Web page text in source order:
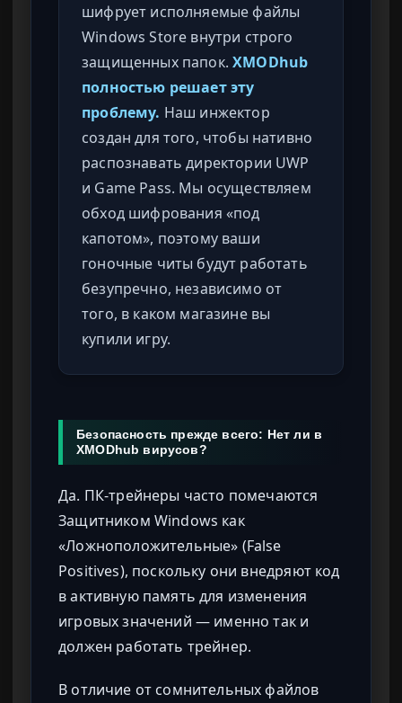
шифрует исполняемые файлы
Windows Store внутри строго
защищенных папок.XMODhub
полностью решает эту
проблему. Наш инжектор
создан для того, чтобы нативно
распознавать директории UWP
и Game Pass. Мы осуществляем
обход шифрования «под
капотом», поэтому ваши
гоночные читы будут работать
безупречно, независимо от
того, в каком магазине вы
купили игру.
Безопасность прежде всего: Нет ли в
XMODhub вирусов?
Да. ПК-трейнеры часто помечаются
Защитником Windows как
«Ложноположительные» (False
Positives), поскольку они внедряют код
в активную память для изменения
игровых значений — именно так и
должен работать трейнер.
В отличие от сомнительных файлов